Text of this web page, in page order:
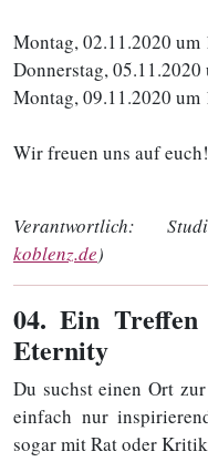
Montag, 02.11.2020 um
Donnerstag,
Montag, 09.11.2020 um
Wir freuen uns auf euch!
Verantwortlich:
koblenz.de)
04. Ein
Eternity
Du suchst einen Ort
einfach nur
sogar mit Rat oder